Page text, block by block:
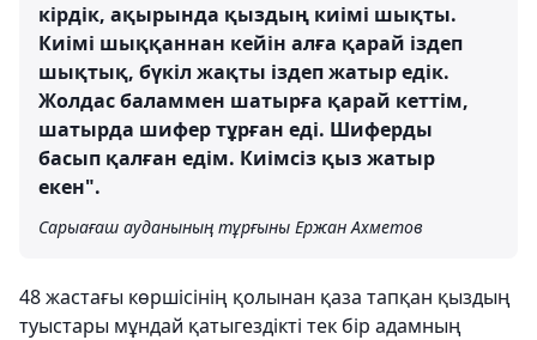
кірдік, ақырында қыздың киімі шықты.
Киімі шыққаннан кейін алға қарай іздеп
шықтық, бүкіл жақты іздеп жатыр едік.
Жолдас баламмен шатырға қарай кеттім,
шатырда шифер тұрған еді. Шиферды
басып қалған едім. Киімсіз қыз жатыр
екен".
Сарыағаш ауданының тұрғыны Ержан Ахметов
48 жастағы көршісінің қолынан қаза тапқан қыздың
туыстары мұндай қатыгездікті тек бір адамның